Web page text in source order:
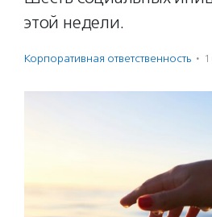
этой недели.
Корпоративная ответственность ·